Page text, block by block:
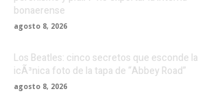
bonaerense
agosto 8, 2026
Los Beatles: cinco secretos que esconde la
icÃ³nica foto de la tapa de “Abbey Road”
agosto 8, 2026